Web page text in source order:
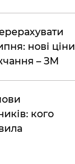
нові ціни
– ЗМ
кого